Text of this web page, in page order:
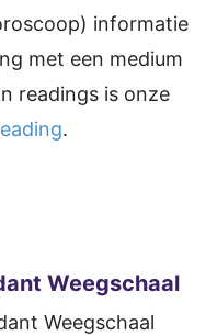
informatie
met een medium
readings is onze
.
Weegschaal
Weegschaal